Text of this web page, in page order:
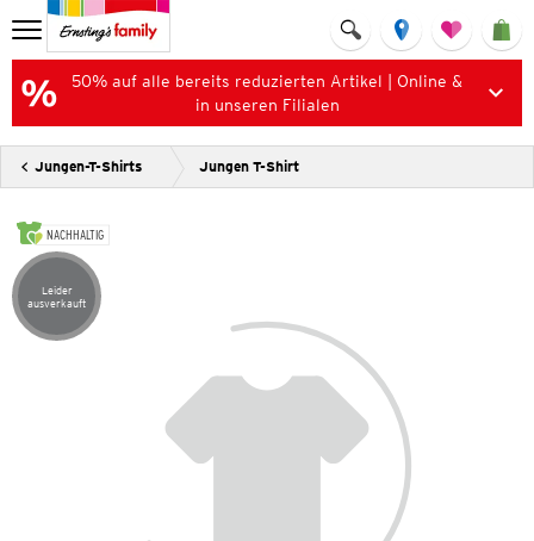
50% auf alle bereits reduzierten Artikel | Online &
in unseren Filialen
Jungen-T-Shirts Jungen T-Shirt
NACHHALTIG
Artikel leider ausverkauft
Leider
ausverkauft